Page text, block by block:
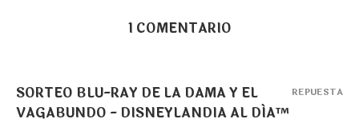
1 COMENTARIO
SORTEO BLU-RAY DE LA DAMA Y EL
VAGABUNDO - DISNEYLANDIA AL DÍA™
REPUESTA